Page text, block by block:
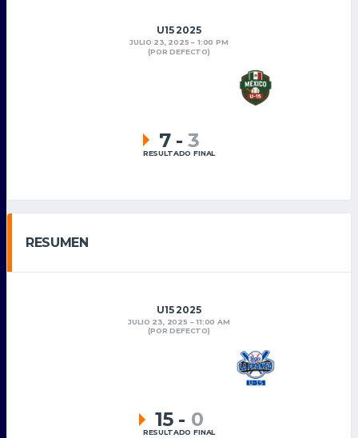
U15 2025
JULIO 23, 2025
1:00 PM
(POR DEFECTO)
7 - 3
RESULTADO FINAL
RESUMEN
U15 2025
JULIO 23, 2025
11:00 AM
(POR DEFECTO)
15 - 0
RESULTADO FINAL